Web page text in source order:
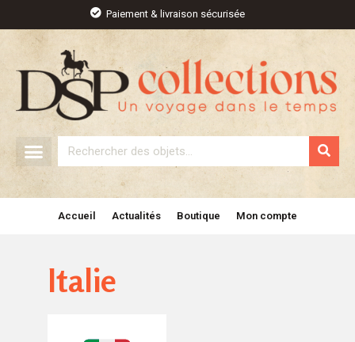
contenu
Paiement & livraison sécurisée
Rechercher
Accueil Actualités Boutique Mon compte
Italie